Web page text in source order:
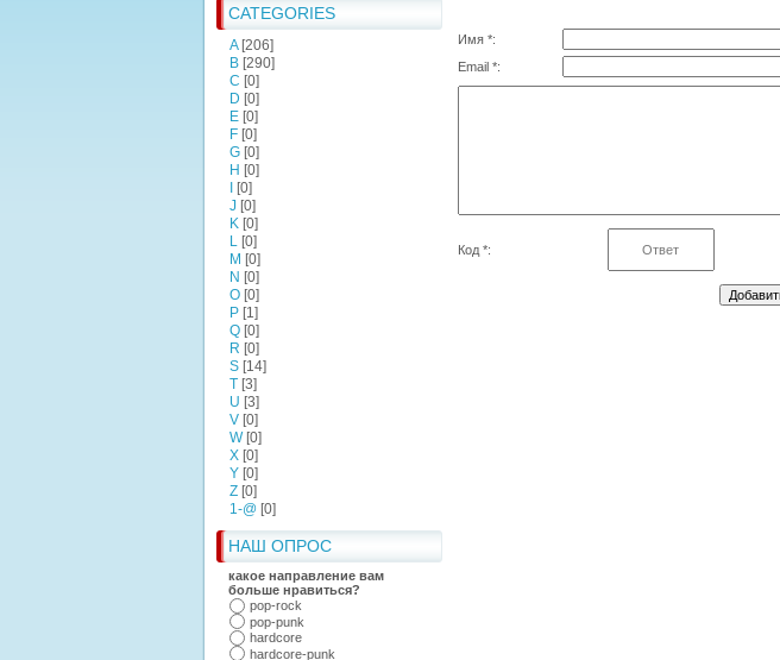
CATEGORIES
A [206]
B [290]
C [0]
D [0]
E [0]
F [0]
G [0]
H [0]
[0]
J [0]
K [0]
L [0]
M [0]
N [0]
O [0]
P [1]
Q [0]
R [0]
S [14]
T [3]
U [3]
V [0]
W [0]
X [0]
Y [0]
Z [0]
1-@ [0]
НАШ ОПРОС
какое направление вам
больше нравиться?
pop-rock
pop-punk
hardcore
hardcore-punk
Имя *:
Email *:
Код *: